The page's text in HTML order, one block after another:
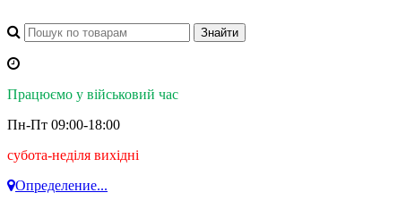
Працюємо у військовий час
Пн-Пт 09:00-18:00
субота-неділя вихідні
Определение...